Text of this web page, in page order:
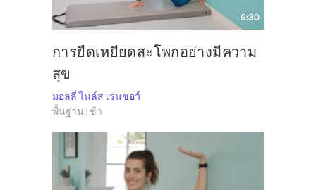
6:30
การยืดเหยียดสะโพกอย่างมีความ
สุข
มอลลี่ ไนล์ส เรนชอว์
พื้นฐาน | ช้า